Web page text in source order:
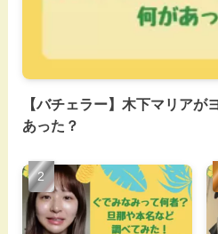
【バチェラー】木下マリアが
あった？